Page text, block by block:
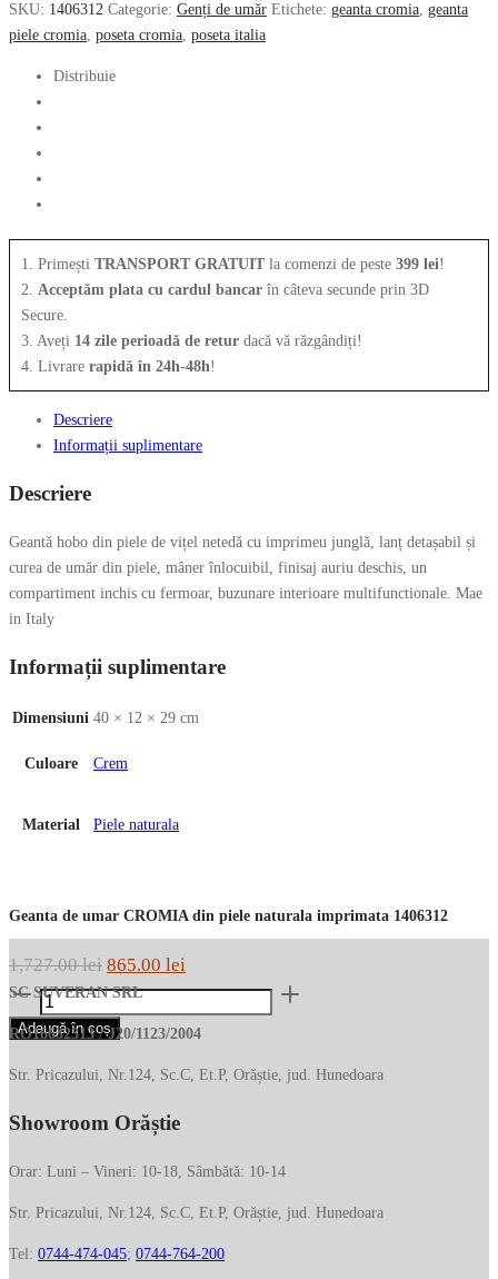
piele
naturala
imprimata
1406312
SKU: 1406312 Categorie: Genți de umăr Etichete: geanta cromia geanta
piele cromia poseta cromia poseta italia
Distribuie
1. Primești TRANSPORT GRATUIT la comenzi de peste 399 lei!
2. Acceptăm plata cu cardul bancar în câteva secunde prin 3D
Secure.
3. Aveți 14 zile perioadă de retur dacă vă răzgândiți!
4. Livrare rapidă în 24h-48h!
Descriere
Informații suplimentare
Descriere
Geantă hobo din piele de vițel netedă cu imprimeu junglă, lanț detașabil și
curea de umăr din piele, mâner înlocuibil, finisaj auriu deschis, un
compartiment inchis cu fermoar, buzunare interioare multifunctionale. Mae
in Italy
Informații suplimentare
Dimensiuni 40 × 12 × 29 cm
Culoare Crem
Material Piele naturala
Geanta de umar CROMIA din piele naturala imprimata 1406312
1,727.00lei Prețul
inițial
a
1,727.00 lei.
865.00 lei
curent
este:
Cantitate
Geanta
de
umar
din
naturala
1406312
Adaugă în coș
SC SUVERAN SRL
RO16632313 / J20/1123/2004
Str. Pricazului, Nr.124, Sc.C, Et.P, Orăștie, jud. Hunedoara
Showroom Orăștie
Orar: Luni – Vineri: 10-18, Sâmbătă: 10-14
Str. Pricazului, Nr.124, Sc.C, Et.P, Orăștie, jud. Hunedoara
Tel: 0744-474-045; 0744-764-200